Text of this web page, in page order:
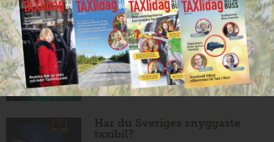
NYHETER 10 juni 2026
Mexikansk elbil för 80 000
kronor ny på marknaden
NYHETER 10 juni 2026
Har du Sveriges snyggaste
taxibil?